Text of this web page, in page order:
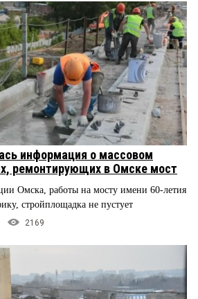
информация о массовом
ремонтирующих в Омске мост
Омска, работы на мосту имени 60-летия
стройплощадка не пустует
2169